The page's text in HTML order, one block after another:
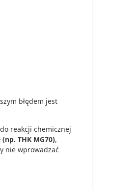
błędem jest
reakcji chemicznej
THK MG70),
nie wprowadzać